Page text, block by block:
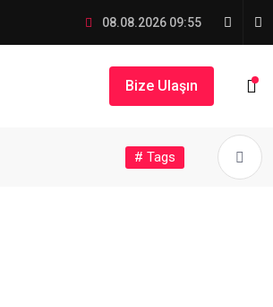
08.08.2026 09:55
Bize Ulaşın
# Tags